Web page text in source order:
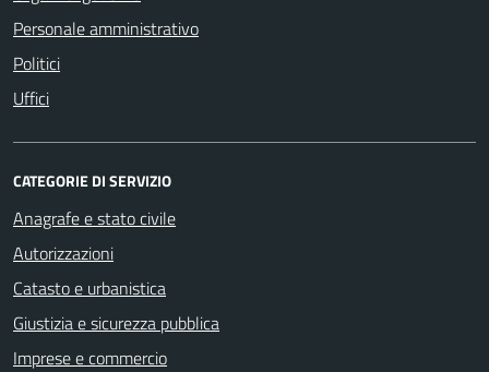
Personale amministrativo
Politici
Uffici
CATEGORIE DI SERVIZIO
Anagrafe e stato civile
Autorizzazioni
Catasto e urbanistica
Giustizia e sicurezza pubblica
Imprese e commercio